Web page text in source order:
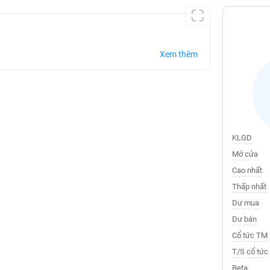
Xem thêm
KLGD
Mở cửa
Cao nhất
Thấp nhất
Dư mua
Dư bán
Cổ tức TM
T/S cổ tức
Beta